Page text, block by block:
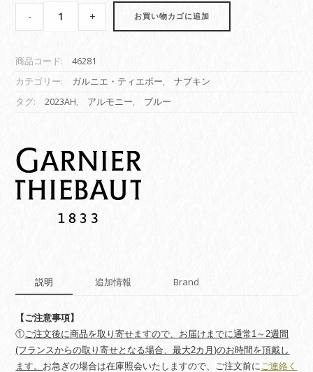
【ナ
ア
ル
モ
ニ
ル
ー
quantity
- + お買い物カゴに追加
商品コード:
46281
カテゴリー:
ガルニエ・ティエボー,
ナプキン
タグ:
2023AH, アルモニー, ブルー
説明 追加情報 Brand
【ご注意事項】
① ご注文後に商品を取り寄せますので、お届けまでに通常1～2週間
(フランスからの取り寄せとなる場合、最大2カ月)のお時間を頂戴し
ます。 お急ぎの場合は在庫照会いたしますので、ご注文前に ご連絡く